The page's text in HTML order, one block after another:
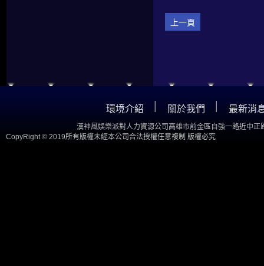
上一頁
環境介紹 關於我們 最新消
漢神風娛樂派對人力資源公司高雄市前金區自強一路近中正
CopyRight © 2019所有版權未經本公司合法授權任意複制 版權必究